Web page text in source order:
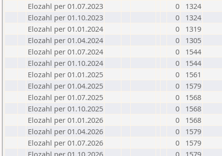
Elozahl per 01.07.2023
0
1324
Elozahl per 01.10.2023
0
1324
Elozahl per 01.01.2024
0
1319
Elozahl per 01.04.2024
0
1305
Elozahl per 01.07.2024
0
1544
Elozahl per 01.10.2024
0
1544
Elozahl per 01.01.2025
0
1561
Elozahl per 01.04.2025
0
1579
Elozahl per 01.07.2025
0
1568
Elozahl per 01.10.2025
0
1568
Elozahl per 01.01.2026
0
1568
Elozahl per 01.04.2026
0
1579
Elozahl per 01.07.2026
0
1579
Elozahl per 01.10.2026
0 1579